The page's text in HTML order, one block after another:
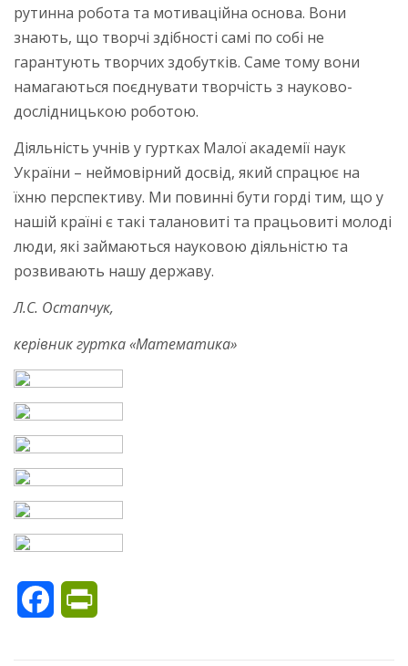
рутинна робота та мотиваційна основа. Вони
знають, що творчі здібності самі по собі не
гарантують творчих здобутків. Саме тому вони
намагаються поєднувати творчість з науково-
дослідницькою роботою.
Діяльність учнів у гуртках Малої академії наук
України – неймовірний досвід, який спрацює на
їхню перспективу. Ми повинні бути горді тим, що у
нашій країні є такі талановиті та працьовиті молоді
люди, які займаються науковою діяльністю та
розвивають нашу державу.
Л.С. Остапчук,
керівник гуртка «Математика»
Facebook